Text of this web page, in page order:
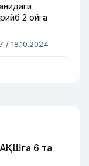
2 ойга
/ 18.10.2024
6 та